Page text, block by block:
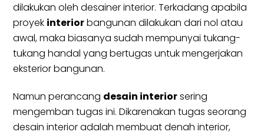
dilakukan oleh desainer interior. Terkadang apabila
proyek interiorbangunan dilakukan dari nol atau
awal, maka biasanya sudah mempunyai tukang-
tukang handal yang bertugas untuk mengerjakan
eksterior bangunan.
Namun perancang desain interiorsering
mengemban tugas ini. Dikarenakan tugas seorang
desain interior adalah membuat denah interior,